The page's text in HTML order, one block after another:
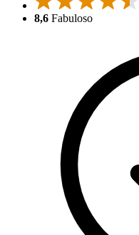
8,6 Fabuloso